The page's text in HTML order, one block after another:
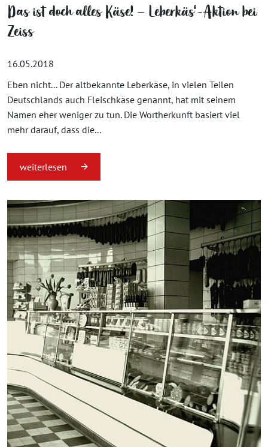
Das ist doch alles Käse! – Leberkäs‘-Aktion bei
Zeiss
16.05.2018
Eben nicht... Der altbekannte Leberkäse, in vielen Teilen
Deutschlands auch Fleischkäse genannt, hat mit seinem
Namen eher weniger zu tun. Die Wortherkunft basiert viel
mehr darauf, dass die...
weiterlesen